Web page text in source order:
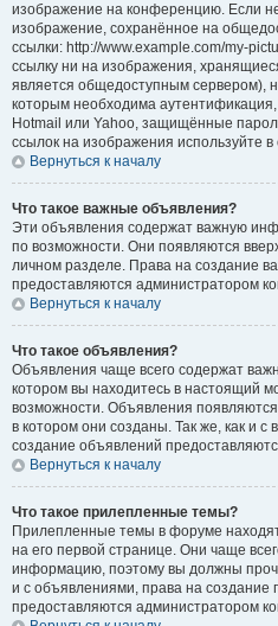
изображение на конференцию. Если
изображение, сохранённое на
ссылки: http://www.example.com/my-
ссылку ни на изображения,
является общедоступным сервером),
которым необходима
Hotmail или Yahoo, защищённые
ссылок на изображения используйте
Вернуться к началу
Что такое важные объявления?
Эти объявления содержат важную
по возможности. Они появляются
личном разделе. Права на создание
предоставляются администратором
Вернуться к началу
Что такое объявления?
Объявления чаще всего содержат
котором вы находитесь в настоящий
возможности. Объявления
в котором они созданы. Так же, как и
создание объявлений
Вернуться к началу
Что такое прилепленные темы?
Прилепленные темы в форуме
на его первой странице. Они чаще
информацию, поэтому вы должны
и с объявлениями, права на создание
предоставляются администратором